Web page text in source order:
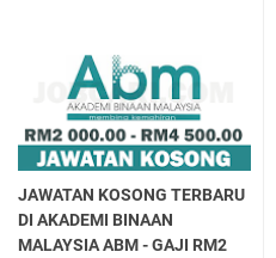
JAWATAN KOSONG TERBARU
DI AKADEMI BINAAN
MALAYSIA ABM - GAJI RM2